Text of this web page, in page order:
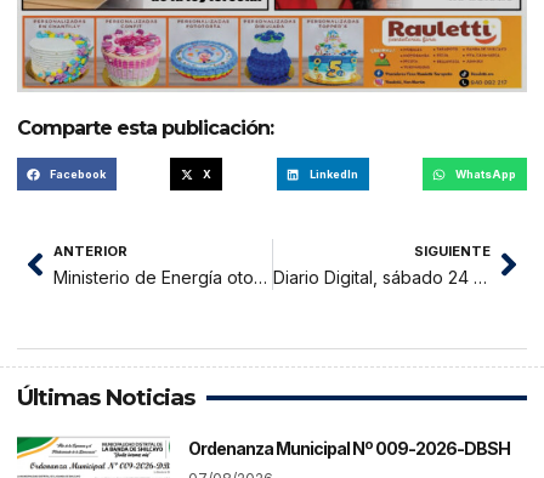
Comparte esta publicación:
Facebook X LinkedIn WhatsApp
ANTERIOR
Ministerio de Energía otorga certificación ambiental a 15 proyectos de exploración minera con una inversión de US$ 92.7 millones
SIGUIENTE
Diario Digital, sábado 24 de febrero 2024
Últimas Noticias
Ordenanza Municipal Nº 009-2026-DBSH